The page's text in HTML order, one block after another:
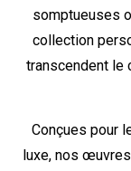
somptueuses
collection
transcendent le
Conçues pour
luxe, nos